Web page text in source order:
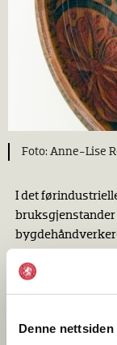
Denne
Anne-Lise
I det
bruksgjenstander
pryd til
særtrekk i form
tradisjon.